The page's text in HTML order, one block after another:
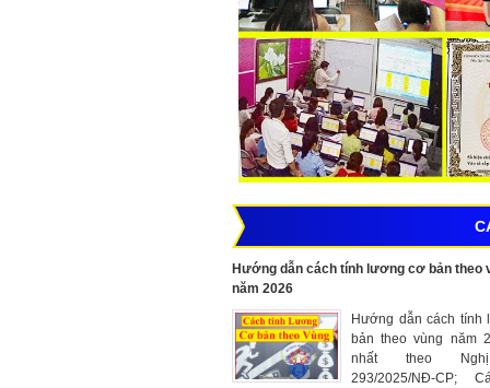
Hướng dẫn cách tính lương cơ bản theo
năm 2026
Hướng dẫn cách tính
bản theo vùng năm
nhất theo
293/2025/NĐ-CP;